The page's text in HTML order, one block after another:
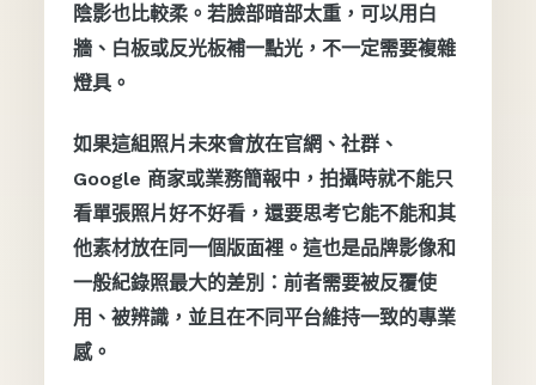
陰影也比較柔。若臉部暗部太重，可以用白
牆、白板或反光板補一點光，不一定需要複雜
燈具。
如果這組照片未來會放在官網、社群、
Google 商家或業務簡報中，拍攝時就不能只
看單張照片好不好看，還要思考它能不能和其
他素材放在同一個版面裡。這也是品牌影像和
一般紀錄照最大的差別：前者需要被反覆使
用、被辨識，並且在不同平台維持一致的專業
感。